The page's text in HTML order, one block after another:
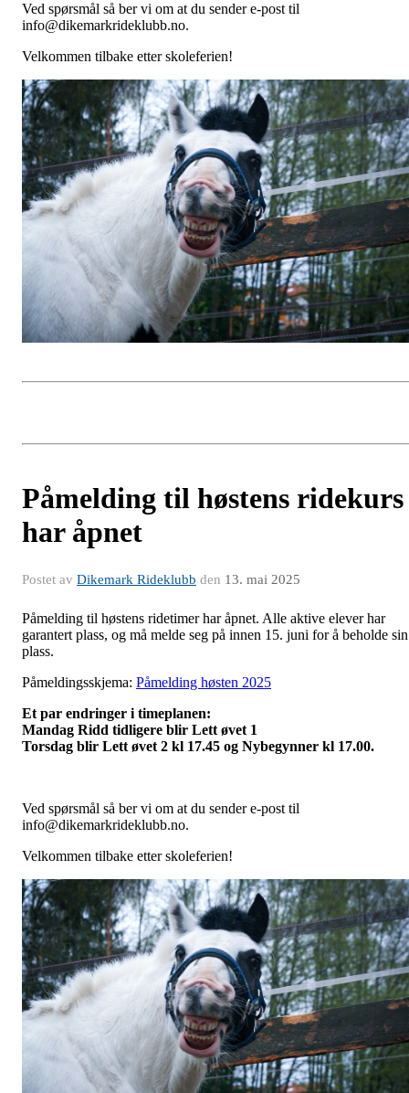
Ved spørsmål så ber vi om at du sender e-post til
info@dikemarkrideklubb.no.
Velkommen tilbake etter skoleferien!
Påmelding til høstens ridekurs
har åpnet
Postet av Dikemark Rideklubb den 13. mai 2025
Påmelding til høstens ridetimer har åpnet. Alle aktive elever har
garantert plass, og må melde seg på innen 15. juni for å beholde sin
plass.
Påmeldingsskjema: Påmelding høsten 2025
Et par endringer i timeplanen:
Mandag Ridd tidligere blir Lett øvet 1
Torsdag blir Lett øvet 2 kl 17.45 og Nybegynner kl 17.00.
Ved spørsmål så ber vi om at du sender e-post til
info@dikemarkrideklubb.no.
Velkommen tilbake etter skoleferien!